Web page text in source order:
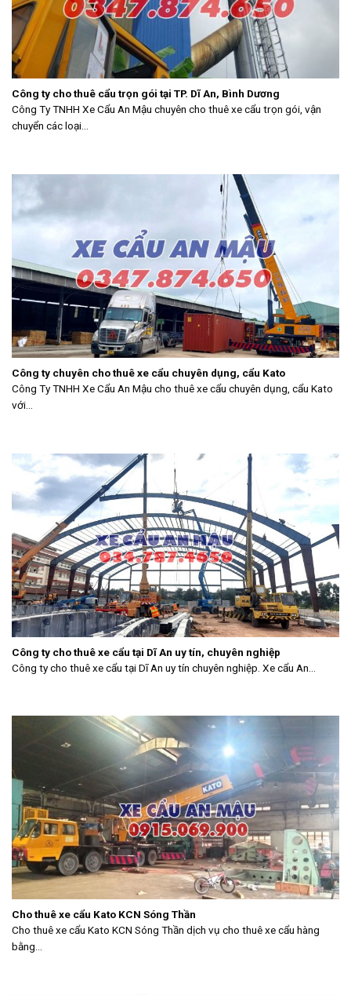
Công ty cho thuê cẩu trọn gói tại TP. Dĩ An, Bình Dương
Công Ty TNHH Xe Cẩu An Mậu chuyên cho thuê xe cẩu trọn gói, vận
chuyển các loại...
Công ty chuyên cho thuê xe cẩu chuyên dụng, cẩu Kato
Công Ty TNHH Xe Cẩu An Mậu cho thuê xe cẩu chuyên dụng, cẩu Kato
với...
Công ty cho thuê xe cẩu tại Dĩ An uy tín, chuyên nghiệp
Công ty cho thuê xe cẩu tại Dĩ An uy tín chuyên nghiệp. Xe cẩu An...
Cho thuê xe cẩu Kato KCN Sóng Thần
Cho thuê xe cẩu Kato KCN Sóng Thần dịch vụ cho thuê xe cẩu hàng
bằng...